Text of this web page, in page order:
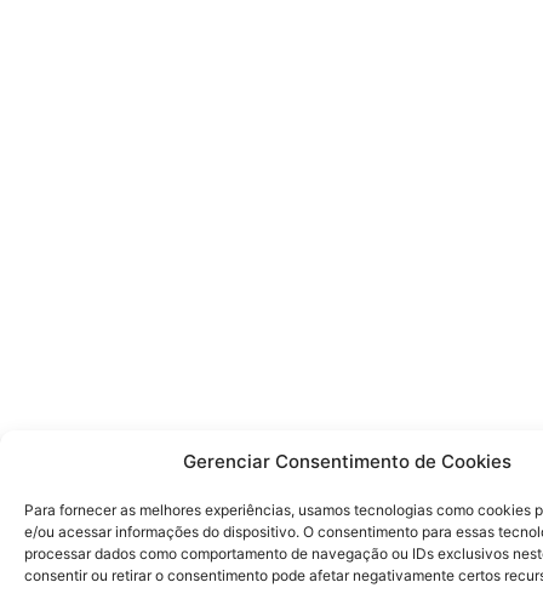
Gerenciar Consentimento de Cookies
Para fornecer as melhores experiências, usamos tecnologias como cookies
e/ou acessar informações do dispositivo. O consentimento para essas
processar dados como comportamento de navegação ou IDs exclusivos
consentir ou retirar o consentimento pode afetar negativamente certos